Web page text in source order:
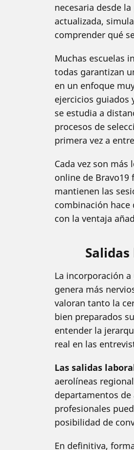
necesaria desde
actualizada,
comprender qué
Muchas escuelas
todas garantizan
en un enfoque
ejercicios guiados
se estudia a
procesos de
primera vez a
Cada vez son
online de
mantienen las
combinación
con la ventaja
La incorporación
genera más
valoran tanto la
bien preparados
entender la
real en las
Las salidas
aerolíneas
departamentos
profesionales
posibilidad de
En definitiva,